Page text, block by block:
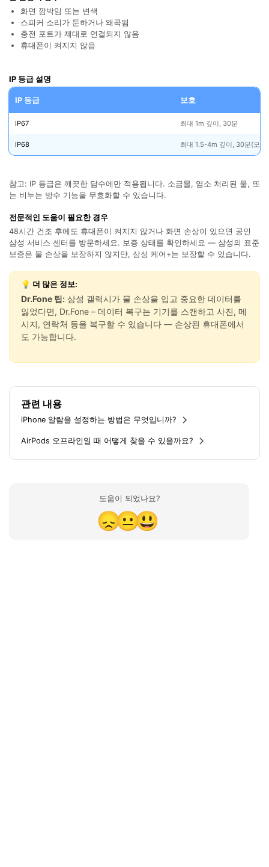
화면 깜박임 또는 변색
스피커 소리가 둔하거나 왜곡됨
충전 포트가 제대로 연결되지 않음
휴대폰이 켜지지 않음
IP 등급 설명
IP 등급 보호
IP67 최대 1m 깊이, 30분
IP68 최대 1.5-4m 깊이, 30분(모델
참고: IP 등급은 깨끗한 담수에만 적용됩니다. 소금물, 염소 처리된 물, 또
는 비누는 방수 기능을 무효화할 수 있습니다.
전문적인 도움이 필요한 경우
48시간 건조 후에도 휴대폰이 켜지지 않거나 화면 손상이 있으면 공인
삼성 서비스 센터를 방문하세요. 보증 상태를 확인하세요 — 삼성의 표준
보증은 물 손상을 보장하지 않지만, 삼성 케어+는 보장할 수 있습니다.
💡 더 많은 정보:
Dr.Fone 팁: 삼성 갤럭시가 물 손상을 입고 중요한 데이터를
잃었다면, Dr.Fone – 데이터 복구는 기기를 스캔하고 사진, 메
시지, 연락처 등을 복구할 수 있습니다 — 손상된 휴대폰에서
도 가능합니다.
관련 내용
iPhone 알람을 설정하는 방법은 무엇입니까?
AirPods 오프라인일 때 어떻게 찾을 수 있을까요?
도움이 되었나요?
😞😐😃